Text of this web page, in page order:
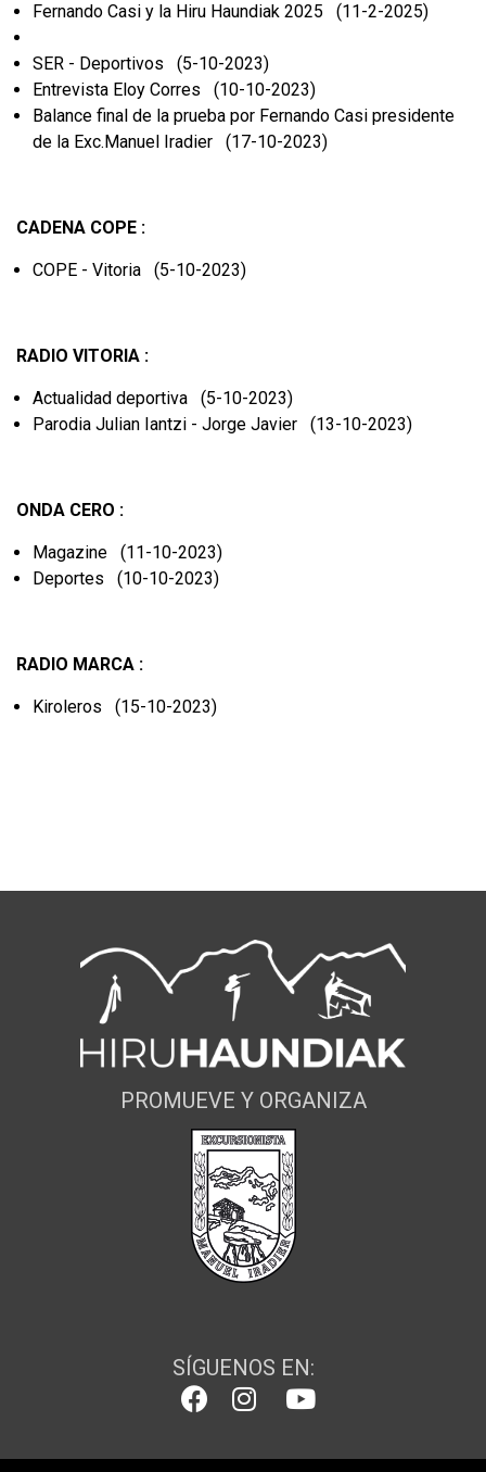
Fernando Casi y la Hiru Haundiak 2025 (11-2-2025)
SER - Deportivos (5-10-2023)
Entrevista Eloy Corres (10-10-2023)
Balance final de la prueba por Fernando Casi presidente
de la Exc.Manuel Iradier (17-10-2023)
CADENA COPE :
COPE - Vitoria (5-10-2023)
RADIO VITORIA :
Actualidad deportiva (5-10-2023)
Parodia Julian Iantzi - Jorge Javier (13-10-2023)
ONDA CERO :
Magazine (11-10-2023)
Deportes (10-10-2023)
RADIO MARCA :
Kiroleros (15-10-2023)
PROMUEVE Y ORGANIZA
SÍGUENOS EN: